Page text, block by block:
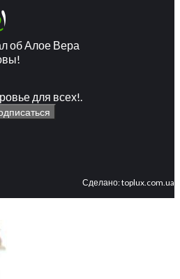
об Алое Вера
для всех!.
Сделано:toplux.com.ua